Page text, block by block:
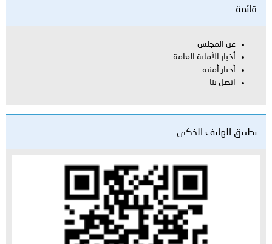
قائمة
عن المجلس
أخبار الأمانة العامة
أخبار أمنية
اتصل بنا
تطبيق الهاتف الذكي